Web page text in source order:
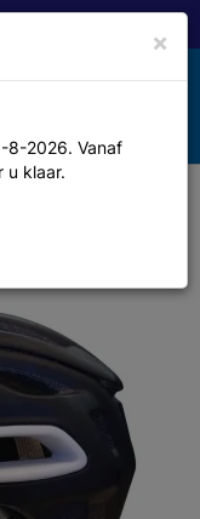
×
8-2026. Vanaf
u klaar.